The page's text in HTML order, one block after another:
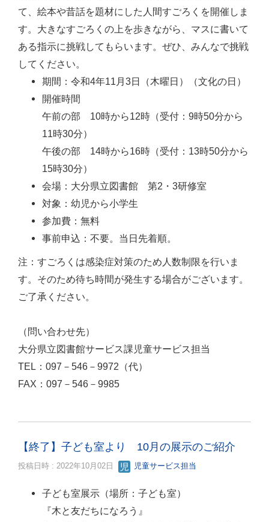
て、絵本や昔話を題材にした人間すごろくを開催しま
す。大きなすごろくの上を歩きながら、マスに書いて
ある指示に挑戦してもらいます。ぜひ、みんなで挑戦
してください。
期間：令和4年11月3日（木曜日）（文化の日）
開催時間
午前の部 10時から12時（受付：9時50分から
11時30分）
午後の部 14時から16時（受付：13時50分から
15時30分）
会場：大分県立図書館 第2・3研修室
対象：幼児から小学生
参加費：無料
事前申込：不要。当日先着順。
注：すごろくは感染症対策のため人数制限を行いま
す。そのため待ち時間が発生する場合がございます。
ご了承ください。
（問い合わせ先）
大分県立図書館サービス課児童サービス担当
TEL：097－546－9972（代）
FAX：097－546－9985
【終了】子ども室より 10月の展示のご紹介
投稿日時 : 2022年10月02日 児童サービス担当
子ども室展示（場所：子ども室）
『木と友だちになろう』